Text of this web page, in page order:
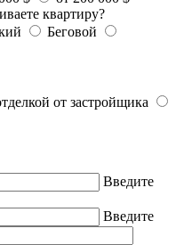
квартиру?
Беговой
от застройщика
Введите
Введите